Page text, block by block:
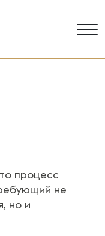
процесс
не
но и